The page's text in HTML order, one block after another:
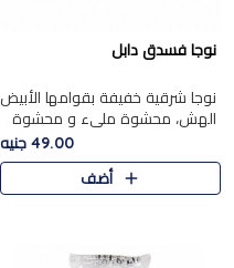
نوجا فسدق دابل
نوجا شرقية خفيفة بقوامها الأبيض
الهش، محشوة مليء و محشوة
بـكمية وفيرة من الفستق الفاخر
لتمنحك نكهة مكسرات غنية
وقرمشة مميزة في كل قطعة و
49.00 جنيه
أضف